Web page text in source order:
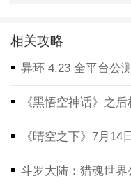
相关攻略
异环 4.23 全平台公
《黑悟空神话》之
《晴空之下》7月
斗罗大陆：猎魂世